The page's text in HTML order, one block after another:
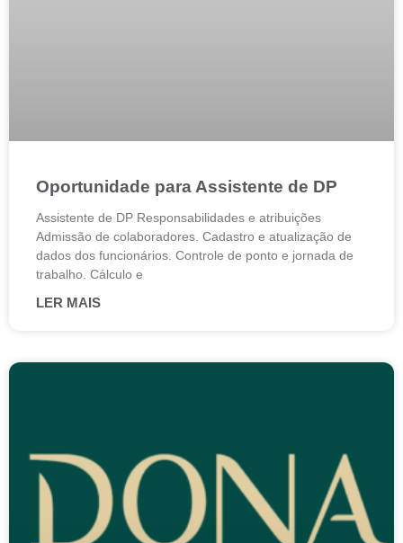
Oportunidade para Assistente de DP
Assistente de DP Responsabilidades e atribuições
Admissão de colaboradores. Cadastro e atualização de
dados dos funcionários. Controle de ponto e jornada de
trabalho. Cálculo e
LER MAIS